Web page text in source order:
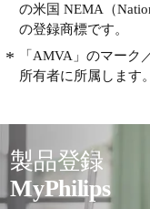
の米国 NEMA（
の登録商標です。
「AMVA」のマーク
所有者に所属します。
製品登録
MyPhilips